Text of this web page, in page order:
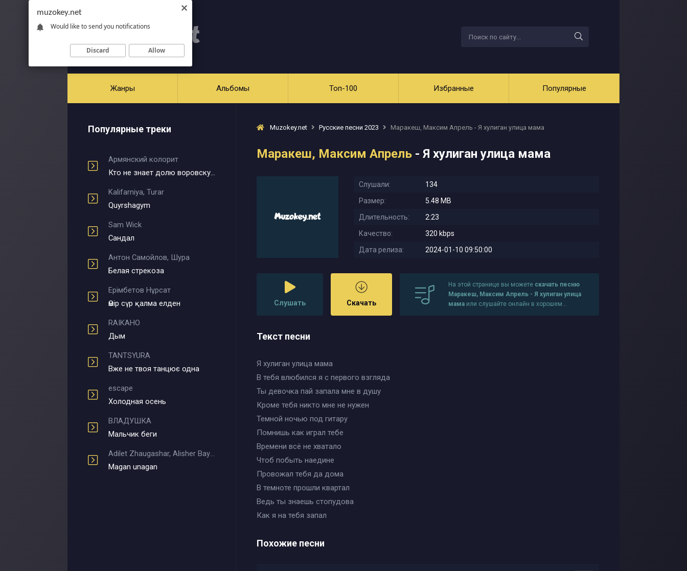
Жанры Альбомы Топ-100 Избранные Популярные
Популярные треки
Армянский колорит
Кто не знает долю воровскую
Kalifarniya, Turar
Quyrshagym
Sam Wick
Сандал
Антон Самойлов, Шура
Белая стрекоза
Ерімбетов Нұрсат
Өмір сүр қалма елден
RAIKAHO
Дым
TANTSYURA
Вже не твоя танцює одна
escape
Холодная осень
ВЛАДУШКА
Мальчик беги
Adilet Zhaugashar, Alisher Bayniyazov
Magan unagan
Muzokey.net Русские песни 2023 Маракеш, Максим Апрель - Я хулиган улица мама
Маракеш, Максим Апрель - Я хулиган улица мама
Слушали:
134
Размер:
5.48 MB
Длительность:
2:23
Качество:
320 kbps
Дата релиза:
2024-01-10 09:50:00
Слушать Скачать
На этой странице вы можете скачать песню
Маракеш, Максим Апрель - Я хулиган улица
мама или слушайте онлайн в хорошем
Текст песни
Я хулиган улица мама
В тебя влюбился я с первого взгляда
Ты девочка пай запала мне в душу
Кроме тебя никто мне не нужен
Темной ночью под гитару
Помнишь как играл тебе
Времени всё не хватало
Чтоб побыть наедине
Провожал тебя да дома
В темноте прошли квартал
Ведь ты знаешь стопудова
Как я на тебя запал
Похожие песни
muzokey.net
Would like to send you notifications
Discard Allow